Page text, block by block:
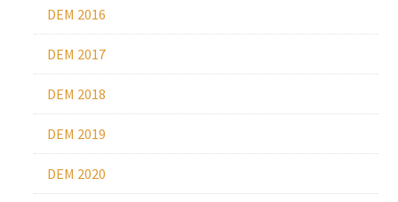
DEM 2016
DEM 2017
DEM 2018
DEM 2019
DEM 2020